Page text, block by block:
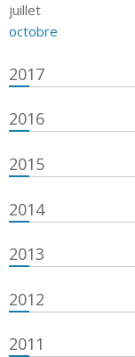
juillet
octobre
2017
2016
2015
2014
2013
2012
2011